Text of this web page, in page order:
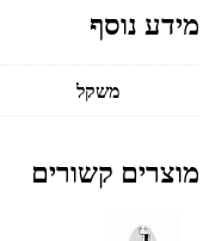
מידע נוסף
משקל
מוצרים קשורים